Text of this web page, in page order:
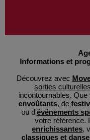
Informations et
Découvrez avec
sorties culturelles
incontournables.
envoûtants, de
ou d'événements
votre référence.
enrichissantes,
classiques et